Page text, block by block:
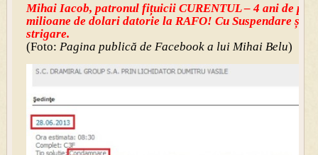
Mihai Iacob, patronul fițuicii CURENTUL – 4 ani de
milioane de dolari datorie la RAFO! Cu Suspendare și
strigare.
(Foto: Pagina publică de Facebook a lui Mihai Belu)